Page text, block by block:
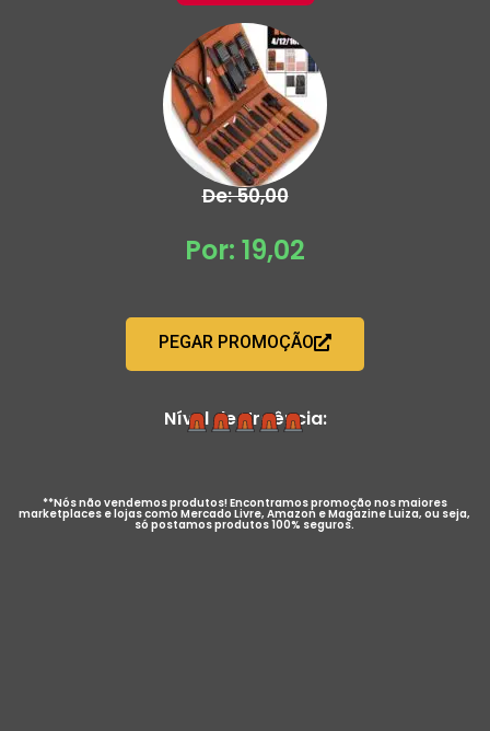
De: 50,00
Por: 19,02
PEGAR PROMOÇÃO
Nível de Urgência:
**Nós não vendemos produtos! Encontramos promoção nos maiores
marketplaces e lojas como Mercado Livre, Amazon e Magazine Luiza, ou seja,
só postamos produtos 100% seguros.